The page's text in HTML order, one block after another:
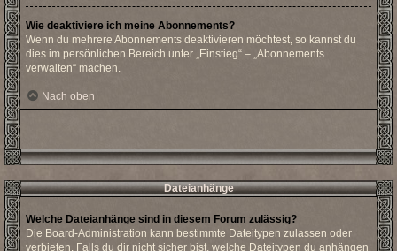
Wie deaktiviere ich meine Abonnements?
Wenn du mehrere Abonnements deaktivieren möchtest, so kannst du
dies im persönlichen Bereich unter „Einstieg“ – „Abonnements
verwalten“ machen.
Nach oben
Dateianhänge
Welche Dateianhänge sind in diesem Forum zulässig?
Die Board-Administration kann bestimmte Dateitypen zulassen oder
verbieten. Falls du dir nicht sicher bist, welche Dateitypen du anhängen